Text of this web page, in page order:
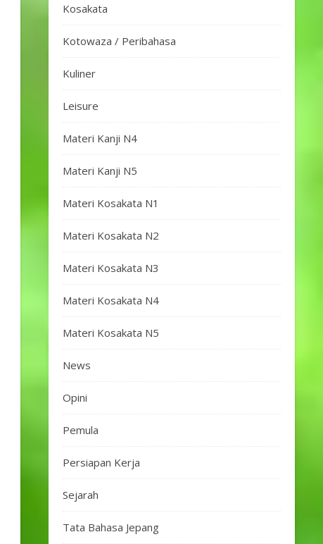
Kosakata
Kotowaza / Peribahasa
Kuliner
Leisure
Materi Kanji N4
Materi Kanji N5
Materi Kosakata N1
Materi Kosakata N2
Materi Kosakata N3
Materi Kosakata N4
Materi Kosakata N5
News
Opini
Pemula
Persiapan Kerja
Sejarah
Tata Bahasa Jepang